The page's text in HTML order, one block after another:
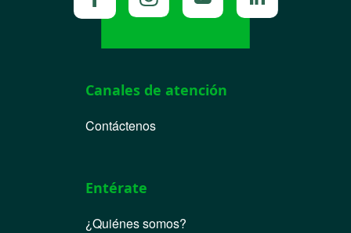
Canales de atención
Contáctenos
Entérate
¿Quiénes somos?